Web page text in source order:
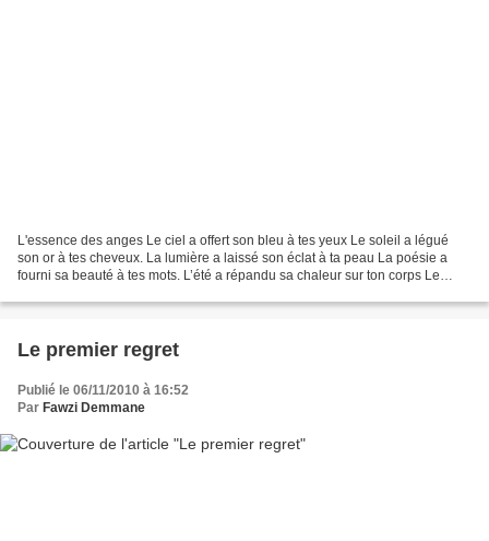
L'essence des anges Le ciel a offert son bleu à tes yeux Le soleil a légué
son or à tes cheveux. La lumière a laissé son éclat à ta peau La poésie a
fourni sa beauté à tes mots. L’été a répandu sa chaleur sur ton corps Le
Le premier regret
Publié le 06/11/2010 à 16:52
Par Fawzi Demmane